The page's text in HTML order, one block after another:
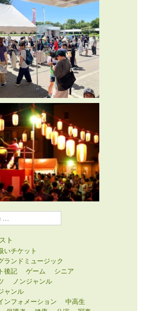
ト
いチケット
ランドミュージック
後記
ゲーム
シニア
ノンジャンル
ャンル
ンフォメーション
中高生